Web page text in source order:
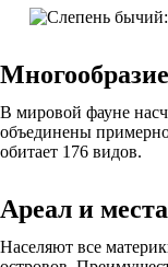
В мировой фауне
объединены
обитает 176 видов.
Ареал и
Населяют все